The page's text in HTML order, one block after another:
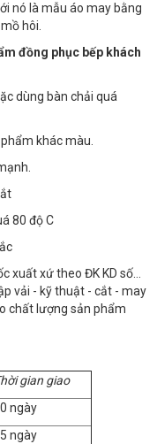
nó là mẫu áo may bằng
hôi.
đồng phục bếp khách
dùng bàn chải quá
khác màu.
80 độ C
xuất xứ theo ĐK KD số…
vải - kỹ thuật - cắt - may
chất lượng sản phẩm
gian giao
ngày
ngày